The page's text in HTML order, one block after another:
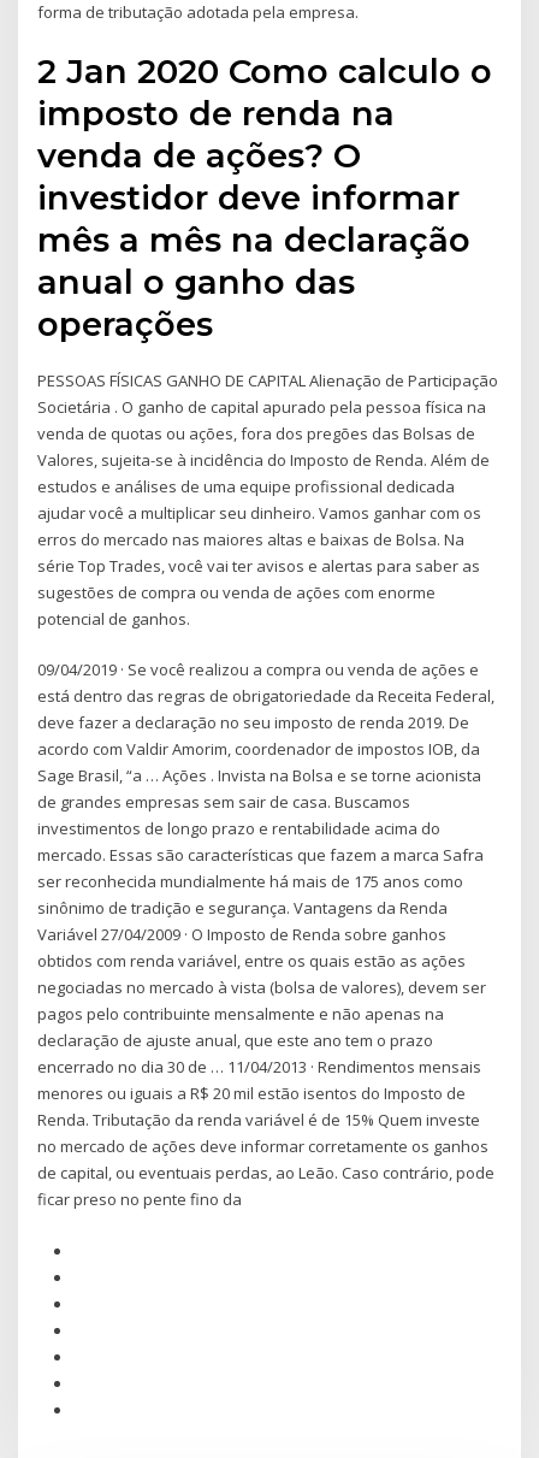
forma de tributação adotada pela empresa.
2 Jan 2020 Como calculo o
imposto de renda na
venda de ações? O
investidor deve informar
mês a mês na declaração
anual o ganho das
operações
PESSOAS FÍSICAS GANHO DE CAPITAL Alienação de Participação
Societária . O ganho de capital apurado pela pessoa física na
venda de quotas ou ações, fora dos pregões das Bolsas de
Valores, sujeita-se à incidência do Imposto de Renda. Além de
estudos e análises de uma equipe profissional dedicada
ajudar você a multiplicar seu dinheiro. Vamos ganhar com os
erros do mercado nas maiores altas e baixas de Bolsa. Na
série Top Trades, você vai ter avisos e alertas para saber as
sugestões de compra ou venda de ações com enorme
potencial de ganhos.
09/04/2019 · Se você realizou a compra ou venda de ações e
está dentro das regras de obrigatoriedade da Receita Federal,
deve fazer a declaração no seu imposto de renda 2019. De
acordo com Valdir Amorim, coordenador de impostos IOB, da
Sage Brasil, “a … Ações . Invista na Bolsa e se torne acionista
de grandes empresas sem sair de casa. Buscamos
investimentos de longo prazo e rentabilidade acima do
mercado. Essas são características que fazem a marca Safra
ser reconhecida mundialmente há mais de 175 anos como
sinônimo de tradição e segurança. Vantagens da Renda
Variável 27/04/2009 · O Imposto de Renda sobre ganhos
obtidos com renda variável, entre os quais estão as ações
negociadas no mercado à vista (bolsa de valores), devem ser
pagos pelo contribuinte mensalmente e não apenas na
declaração de ajuste anual, que este ano tem o prazo
encerrado no dia 30 de … 11/04/2013 · Rendimentos mensais
menores ou iguais a R$ 20 mil estão isentos do Imposto de
Renda. Tributação da renda variável é de 15% Quem investe
no mercado de ações deve informar corretamente os ganhos
de capital, ou eventuais perdas, ao Leão. Caso contrário, pode
ficar preso no pente fino da